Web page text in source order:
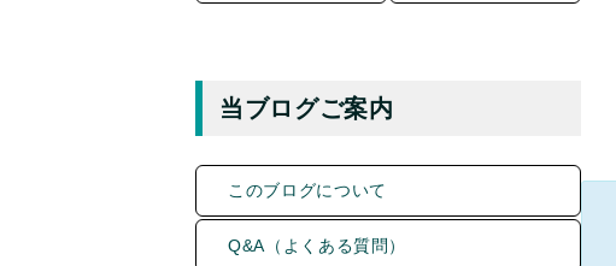
当ブログご案内
このブログについて
Q&A（よくある質問）